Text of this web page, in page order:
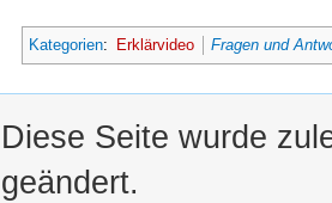
Kategorien: Erklärvideo Fragen und
Diese Seite wurde
geändert.